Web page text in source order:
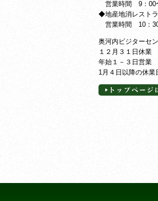
営業時間 9：00
◆地産地消レスト
営業時間 10：
奥河内ビジターセ
１２月３１日休業
年始１－３日営業
1月４日以降の休業